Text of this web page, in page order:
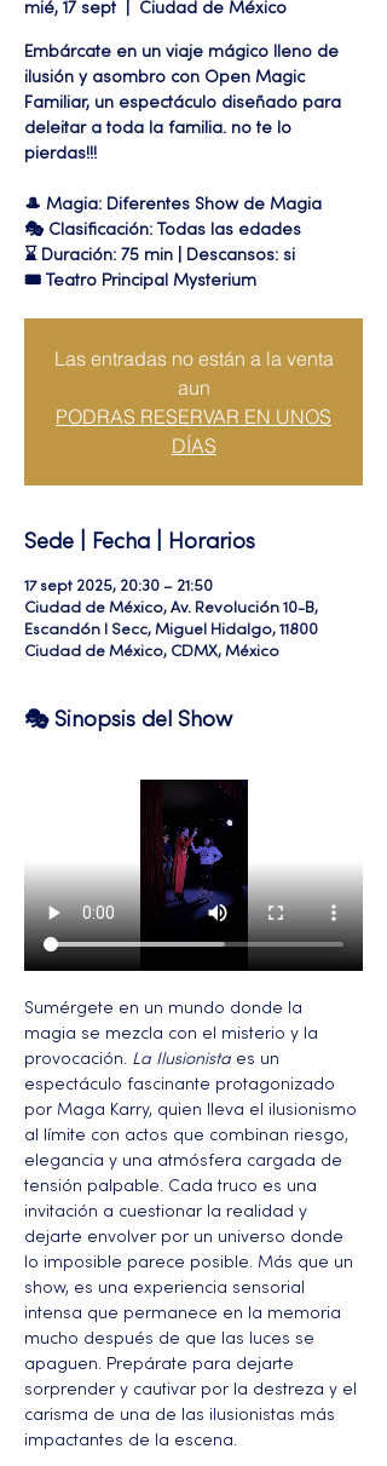
mié, 17 sept Ciudad de México
Embárcate en un viaje mágico lleno de
ilusión y asombro con Open Magic
Familiar, un espectáculo diseñado para
deleitar a toda la familia. no te lo
pierdas!!!
🎩 Magia: Diferentes Show de Magia
🎭 Clasificación: Todas las edades
⌛ Duración: 75 min | Descansos: si
🎟 Teatro Principal Mysterium
Las entradas no están a la venta
aun
PODRAS RESERVAR EN UNOS
DÍAS
Sede | Fecha | Horarios
17 sept 2025, 20:30 – 21:50
Ciudad de México, Av. Revolución 10-B,
Escandón I Secc, Miguel Hidalgo, 11800
Ciudad de México, CDMX, México
🎭 Sinopsis del Show
Sumérgete en un mundo donde la
magia se mezcla con el misterio y la
provocación. La Ilusionista es un
espectáculo fascinante protagonizado
por Maga Karry, quien lleva el ilusionismo
al límite con actos que combinan riesgo,
elegancia y una atmósfera cargada de
tensión palpable. Cada truco es una
invitación a cuestionar la realidad y
dejarte envolver por un universo donde
lo imposible parece posible. Más que un
show, es una experiencia sensorial
intensa que permanece en la memoria
mucho después de que las luces se
apaguen. Prepárate para dejarte
sorprender y cautivar por la destreza y el
carisma de una de las ilusionistas más
impactantes de la escena.